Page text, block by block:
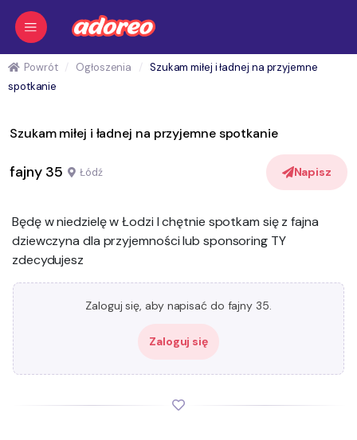
Powrót Ogłoszenia
Szukam miłej i ładnej na przyjemne
spotkanie
Szukam miłej i ładnej na przyjemne spotkanie
fajny 35 Łódź Napisz
Będę w niedzielę w Łodzi I chętnie spotkam się z fajna
dziewczyna dla przyjemności lub sponsoring TY
zdecydujesz
Zaloguj się, aby napisać do fajny 35.
Zaloguj się